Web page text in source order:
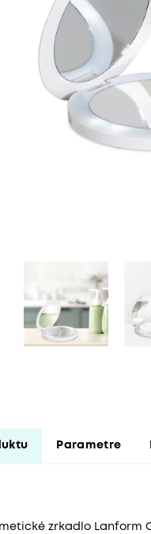
Parametre
zrkadlo Lanform